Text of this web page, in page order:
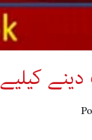
کیلیے